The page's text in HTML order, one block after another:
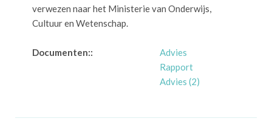
verwezen naar het Ministerie van Onderwijs,
Cultuur en Wetenschap.
Documenten::
Advies
Rapport
Advies (2)